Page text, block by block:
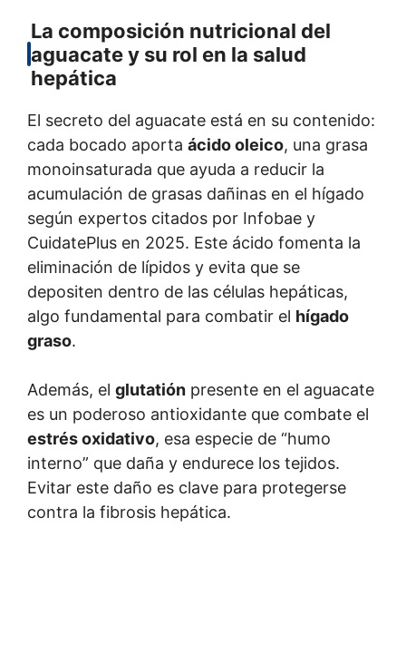
La composición nutricional del
aguacate y su rol en la salud
hepática
El secreto del aguacate está en su contenido:
cada bocado aporta ácido oleico, una grasa
monoinsaturada que ayuda a reducir la
acumulación de grasas dañinas en el hígado
según expertos citados por Infobae y
CuidatePlus en 2025. Este ácido fomenta la
eliminación de lípidos y evita que se
depositen dentro de las células hepáticas,
algo fundamental para combatir el hígado
graso.
Además, el glutatión presente en el aguacate
es un poderoso antioxidante que combate el
estrés oxidativo, esa especie de “humo
interno” que daña y endurece los tejidos.
Evitar este daño es clave para protegerse
contra la fibrosis hepática.